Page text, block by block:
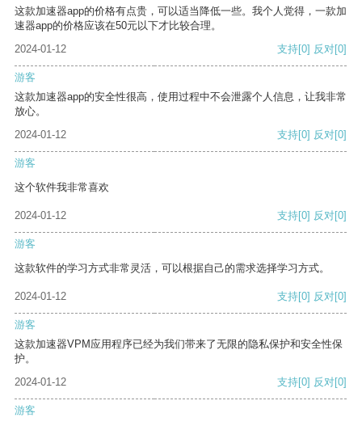
这款加速器app的价格有点贵，可以适当降低一些。我个人觉得，一款加
速器app的价格应该在50元以下才比较合理。
2024-01-12
支持[0] 反对[0]
游客
这款加速器app的安全性很高，使用过程中不会泄露个人信息，让我非常
放心。
2024-01-12
支持[0] 反对[0]
游客
这个软件我非常喜欢
2024-01-12 支持[0] 反对[0]
游客
这款软件的学习方式非常灵活，可以根据自己的需求选择学习方式。
2024-01-12 支持[0] 反对[0]
游客
这款加速器VPM应用程序已经为我们带来了无限的隐私保护和安全性保
护。
2024-01-12
支持[0] 反对[0]
游客